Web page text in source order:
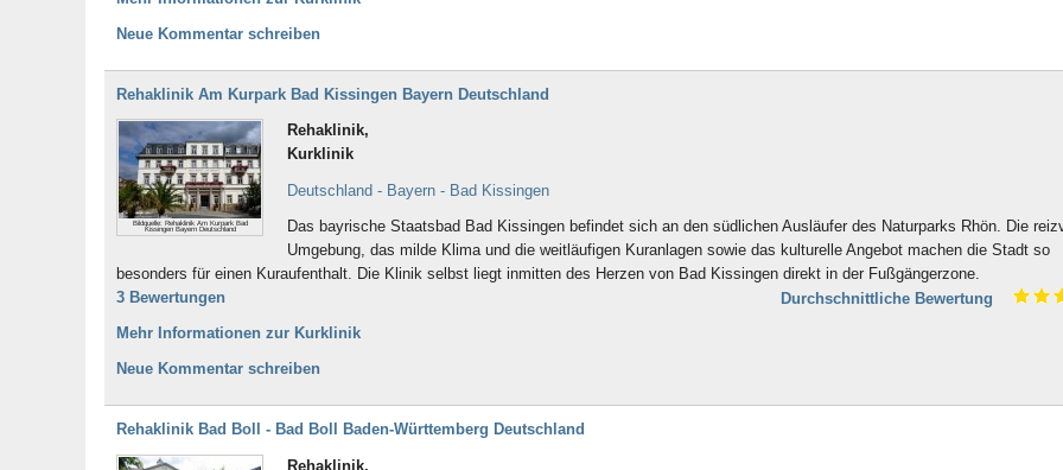
Neue Kommentar schreiben
Rehaklinik Am Kurpark Bad Kissingen Bayern Deutschland
Bildquelle: Rehaklinik Am Kurpark Bad
Kissingen Bayern Deutschland
Rehaklinik,
Kurklinik
Deutschland - Bayern - Bad Kissingen
Das bayrische Staatsbad Bad Kissingen befindet sich an den südlichen Ausläufer des Naturparks Rhön. Die
Umgebung, das milde Klima und die weitläufigen Kuranlagen sowie das kulturelle Angebot machen die Stadt so
besonders für einen Kuraufenthalt. Die Klinik selbst liegt inmitten des Herzen von Bad Kissingen direkt in der Fußgängerzone.
3 Bewertungen
Durchschnittliche Bewertung
Mehr Informationen zur Kurklinik
Neue Kommentar schreiben
Rehaklinik Bad Boll - Bad Boll Baden-Württemberg Deutschland
Rehaklinik,